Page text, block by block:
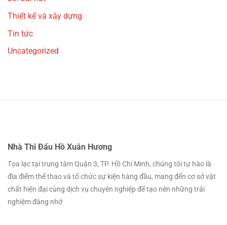
Thiết kế và xây dựng
Tin tức
Uncategorized
Nhà Thi Đấu Hồ Xuân Hương
Tọa lạc tại trung tâm Quận 3, TP. Hồ Chí Minh, chúng tôi tự hào là
địa điểm thể thao và tổ chức sự kiện hàng đầu, mang đến cơ sở vật
chất hiện đại cùng dịch vụ chuyên nghiệp để tạo nên những trải
nghiệm đáng nhớ